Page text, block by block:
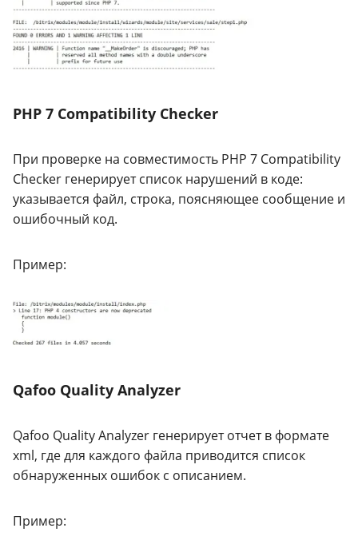
PHP 7 Compatibility Checker
При проверке на совместимость PHP 7 Compatibility
Checker генерирует список нарушений в коде:
указывается файл, строка, поясняющее сообщение и
ошибочный код.
Пример:
Qafoo Quality Analyzer
Qafoo Quality Analyzer генерирует отчет в формате
xml, где для каждого файла приводится список
обнаруженных ошибок с описанием.
Пример: